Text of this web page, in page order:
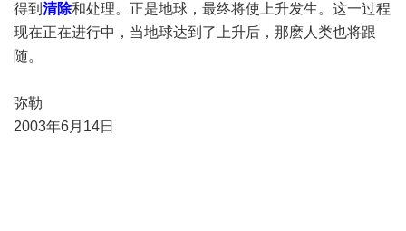
得到 清除和处理。正是地球，最终将使上升发生。这一过程
现在正在进行中，当地球达到了上升后，那麽人类也将跟
随。
弥勒
2003年6月14日